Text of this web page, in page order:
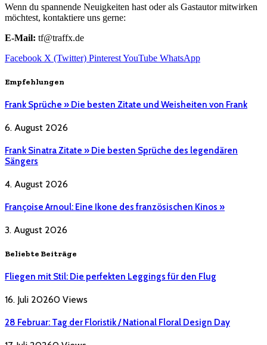
Wenn du spannende Neuigkeiten hast oder als Gastautor mitwirken
möchtest, kontaktiere uns gerne:
E-Mail: tf@traffx.de
Facebook X (Twitter) PinterestYouTube WhatsApp
Empfehlungen
Frank Sprüche » Die besten Zitate und Weisheiten von Frank
6. August 2026
Frank Sinatra Zitate » Die besten Sprüche des legendären
Sängers
4. August 2026
Françoise Arnoul: Eine Ikone des französischen Kinos »
3. August 2026
Beliebte Beiträge
Fliegen mit Stil: Die perfekten Leggings für den Flug
16. Juli 20260 Views
28 Februar: Tag der Floristik / National Floral Design Day